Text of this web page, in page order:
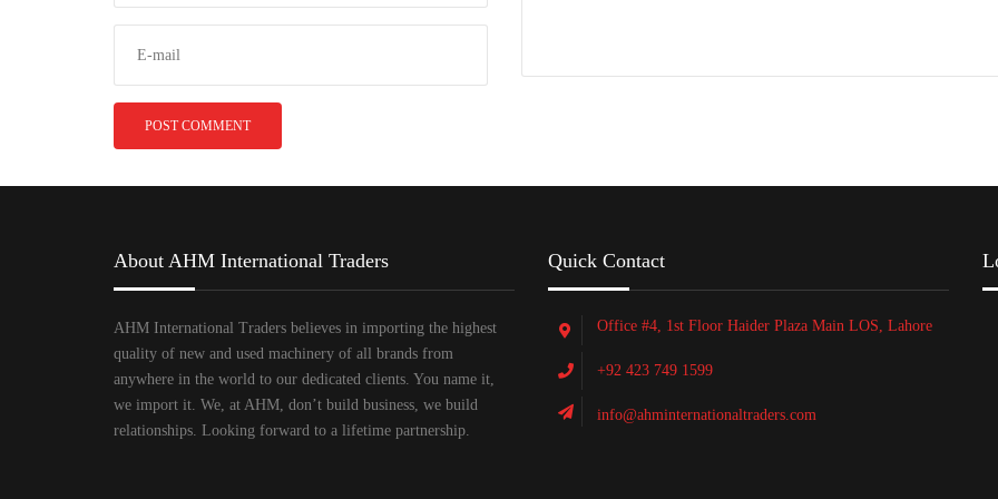
About AHM International Traders
AHM International Traders believes in importing the highest
quality of new and used machinery of all brands from
anywhere in the world to our dedicated clients. You name it,
we import it. We, at AHM, don’t build business, we build
relationships. Looking forward to a lifetime partnership.
Quick Contact
Office #4, 1st Floor Haider Plaza Main LOS, Lahore
+92 423 749 1599
info@ahminternationaltraders.com